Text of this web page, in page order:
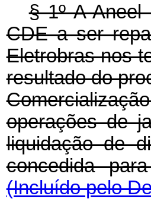
§ 1º A
CDE a ser
Eletrobras nos
resultado do
operações de
liquidação de
concedida
(Incluído pelo